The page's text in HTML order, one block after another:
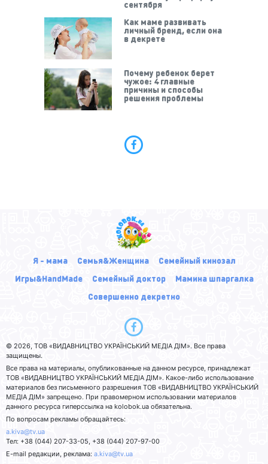
сентября
Как маме развивать
личный бренд, если она
в декрете
Почему ребенок берет
чужое: 4 главные
причины и способы
решения проблемы
Я - мама Семья&Женщина
Семейный кинозал
Игры&HandMade
Семейный доктор
Мамина шпаргалка
Совершенно декретно
© 2026, ТОВ «ВИДАВНИЦТВО УКРАЇНСЬКИЙ МЕДІА ДІМ». Все права
защищены.
Все права на материалы, опубликованные на данном ресурсе, принадлежат
ТОВ «ВИДАВНИЦТВО УКРАЇНСЬКИЙ МЕДІА ДІМ». Какое-либо использование
материалов без письменного разрешения ТОВ «ВИДАВНИЦТВО УКРАЇНСЬКИЙ
МЕДІА ДІМ» запрещено. При правомерном использовании материалов
данного ресурса гиперссылка на kolobok.ua обязательна.
По вопросам рекламы обращайтесь:
a.kiva@tv.ua
Тел: +38 (044) 207-33-05, +38 (044) 207-97-00
E-mail редакции, реклама: a.kiva@tv.ua